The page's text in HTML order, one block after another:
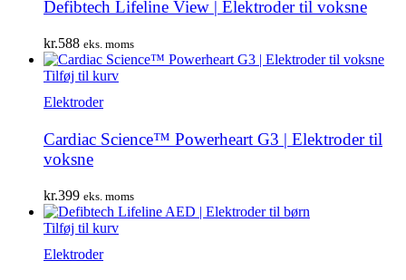
Defibtech Lifeline View | Elektroder til voksne
kr.588 eks. moms
Tilføj til kurv
Elektroder
Cardiac Science™ Powerheart G3 | Elektroder til
voksne
kr.399 eks. moms
Tilføj til kurv
Elektroder